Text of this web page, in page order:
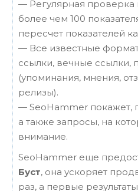
— Регулярная проверка
более чем 100
пересчет показателей
— Все известные
ссылки, вечные ссылки,
(упоминания, мнения,
релизы).
— SeoHammer покажет,
а также запросы, на
внимание.
SeoHammer еще
Буст, она ускоряет
раз, а первые